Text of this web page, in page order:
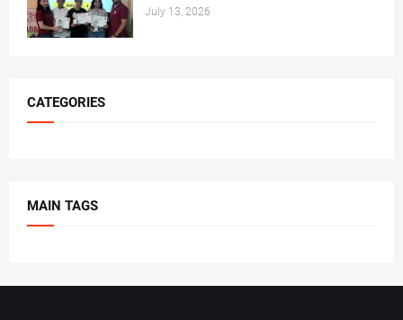
July 13, 2026
CATEGORIES
MAIN TAGS